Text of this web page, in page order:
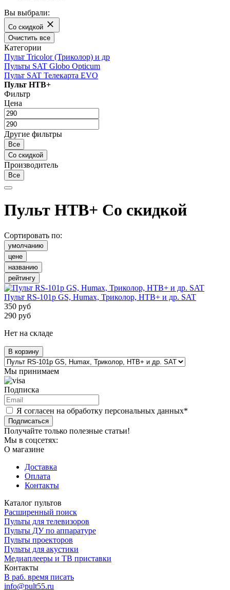
Вы выбрали:
Со скидкой
Очистить все
Категории
Пульт Tricolor (Триколор) и др
Пульты SAT Globo Opticum
Пульт SAT Телекарта EVO
Пульт НТВ+
Фильтр
Цена
Другие фильтры
Все
Со скидкой
Производитель
Все
Пульт НТВ+ Со скидкой
Сортировать по:
умолчанию
цене
названию
рейтингу
Пульт RS-101p GS, Humax, Триколор, НТВ+ и др. SAT
350 руб
290 руб
Нет на складе
В корзину
Мы принимаем
Подписка
Я согласен на обработку персональных данных*
Подписаться
Получайте только полезные статьи!
Мы в соцсетях:
О магазине
Доставка
Оплата
Контакты
Каталог пультов
Расширенный поиск
Пульты для телевизоров
Пульты ДУ по аппаратуре
Пульты проекторов
Пульты для акустики
Медиаплееры и ТВ приставки
Контакты
В раб. время писать
info@pult55.ru